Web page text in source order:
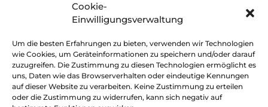
Cookie-
Einwilligungsverwaltung
Um die besten Erfahrungen zu bieten, verwenden wir Technologien
wie Cookies, um Geräteinformationen zu speichern und/oder darauf
zuzugreifen. Die Zustimmung zu diesen Technologien ermöglicht es
uns, Daten wie das Browserverhalten oder eindeutige Kennungen
auf dieser Website zu verarbeiten. Keine Zustimmung zu erteilen
oder die Zustimmung zu widerrufen, kann sich negativ auf
Häufige Fragen
LEGAL
Rechtliche Warnung